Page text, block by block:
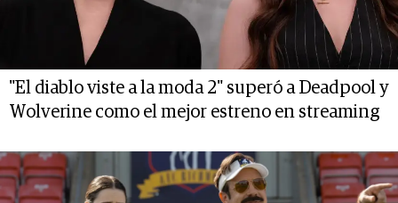
"El diablo viste a la moda 2" superó a Deadpool y
Wolverine como el mejor estreno en streaming